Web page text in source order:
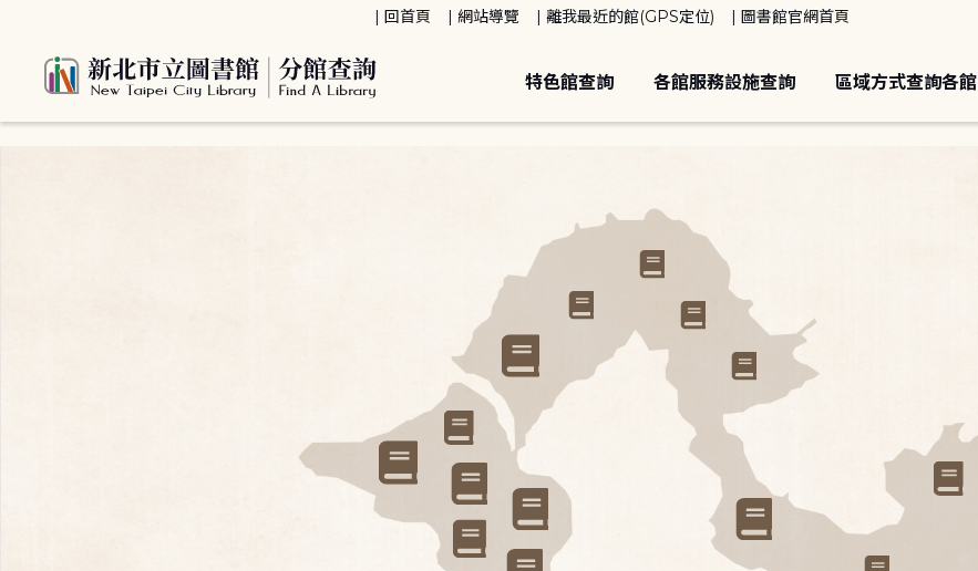
回首頁 網站導覽 離我最近的館(GPS定位) 圖書館官網首頁
特色館查詢 各館服務設施查詢 區域方式查詢各館